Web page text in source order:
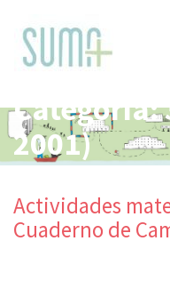
content
Categoría:
2001)
Actividades
Cuaderno de